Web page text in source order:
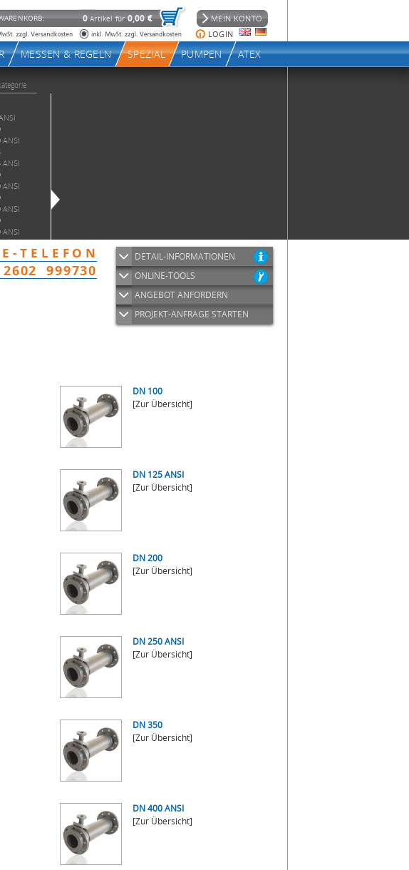
DN 100
[Zur Übersicht]
DN 125 ANSI
[Zur Übersicht]
DN 200
[Zur Übersicht]
DN 250 ANSI
[Zur Übersicht]
DN 350
[Zur Übersicht]
DN 400 ANSI
[Zur Übersicht]
DETAIL-INFORMATIONEN
ONLINE-TOOLS
ANGEBOT ANFORDERN
PROJEKT-ANFRAGE STARTEN